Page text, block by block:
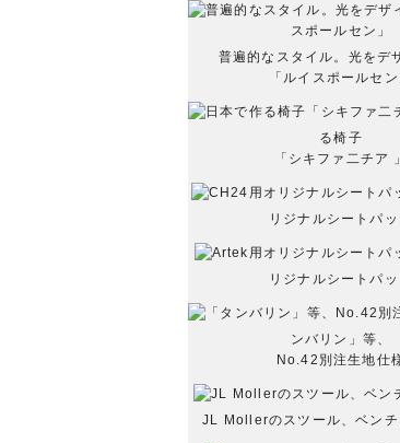
普遍的なスタイル。光をデ
「ルイスポールセン
る椅子
「シキファ二チア 」
リジナルシートパッ
リジナルシートパッ
ンバリン」等、
No.42別注生地仕
JL Mollerのスツール、ベン